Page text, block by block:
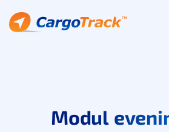
Modul